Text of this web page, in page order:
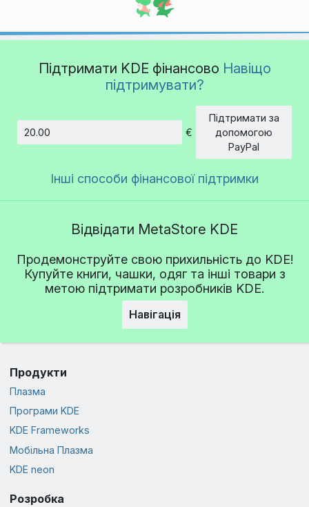
Підтримати KDE фінансово Навіщо
підтримувати?
€
Підтримати за
допомогою
PayPal
Інші способи фінансової підтримки
Відвідати MetaStore KDE
Продемонструйте свою прихильність до KDE!
Купуйте книги, чашки, одяг та інші товари з
метою підтримати розробників KDE.
Навігація
Продукти
Плазма
Програми KDE
KDE Frameworks
Мобільна Плазма
KDE neon
Розробка